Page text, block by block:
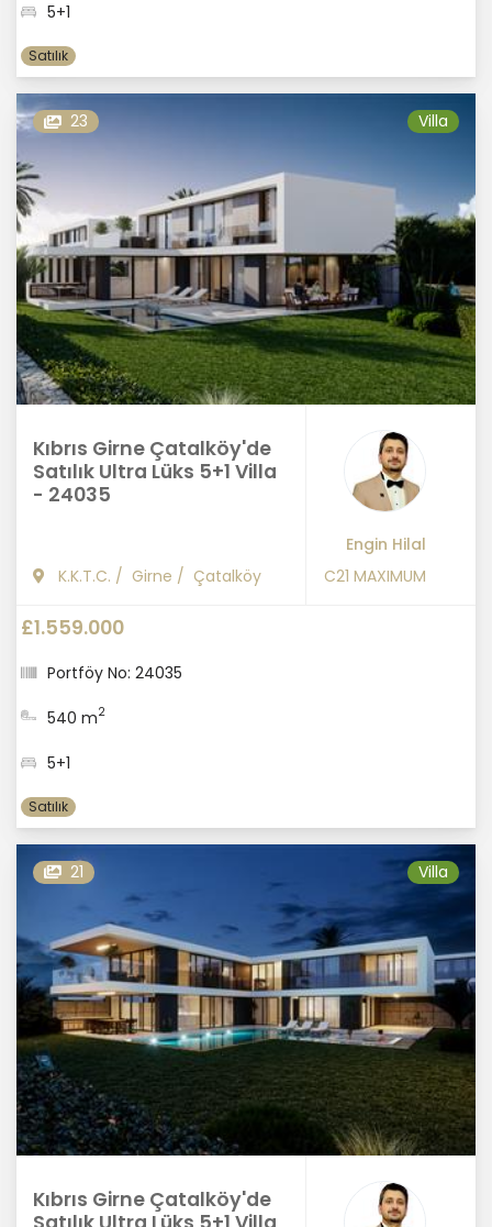
5+1
Satılık
23 Villa
Kıbrıs Girne Çatalköy'de
Satılık Ultra Lüks 5+1 Villa
- 24035
K.K.T.C. / Girne / Çatalköy
Engin Hilal
C21 MAXIMUM
£1.559.000
Portföy No: 24035
540 m2
5+1
Satılık
21 Villa
Kıbrıs Girne Çatalköy'de